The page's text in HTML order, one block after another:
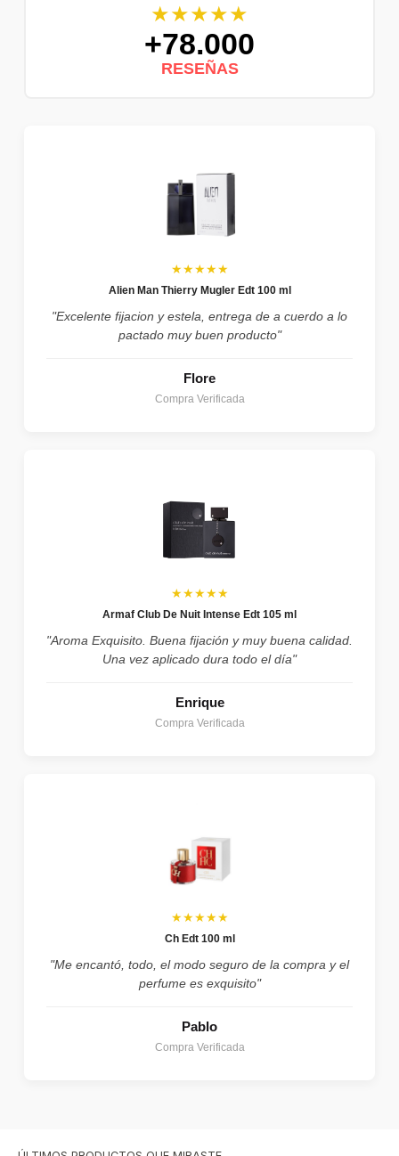
★★★★★
+78.000
RESEÑAS
★★★★★
Alien Man Thierry Mugler Edt 100 ml
"Excelente fijacion y estela, entrega de a cuerdo a lo
pactado muy buen producto"
Flore
Compra Verificada
★★★★★
Armaf Club De Nuit Intense Edt 105 ml
"Aroma Exquisito. Buena fijación y muy buena calidad.
Una vez aplicado dura todo el día"
Enrique
Compra Verificada
★★★★★
Ch Edt 100 ml
"Me encantó, todo, el modo seguro de la compra y el
perfume es exquisito"
Pablo
Compra Verificada